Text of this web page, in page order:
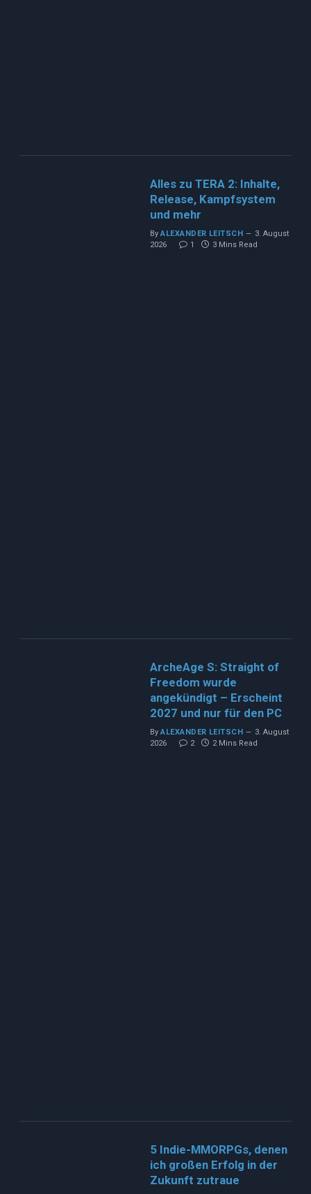
Alles zu TERA 2: Inhalte,
Release, Kampfsystem
und mehr
By ALEXANDER LEITSCH
3. August
2026
1 3 Mins Read
ArcheAge S: Straight of
Freedom wurde
angekündigt – Erscheint
2027 und nur für den PC
By ALEXANDER LEITSCH
3. August
2026
2 2 Mins Read
5 Indie-MMORPGs, denen
ich großen Erfolg in der
Zukunft zutraue